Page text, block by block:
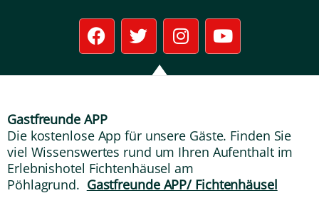
F
a
c
e
o
k
T
w
i
t
I
n
s
t
a
m
Y
o
u
t
Gastfreunde APP
Die kostenlose App für unsere Gäste. Finden Sie
viel Wissenswertes rund um Ihren Aufenthalt im
Erlebnishotel Fichtenhäusel am
Pöhlagrund. Gastfreunde APP/ Fichtenhäusel